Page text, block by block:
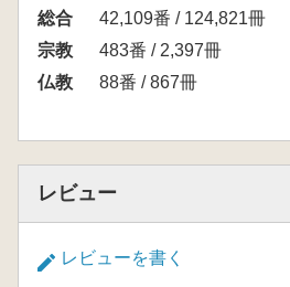
総合
42,109番 / 124,821冊
宗教
483番 / 2,397冊
仏教
88番 / 867冊
レビュー
レビューを書く